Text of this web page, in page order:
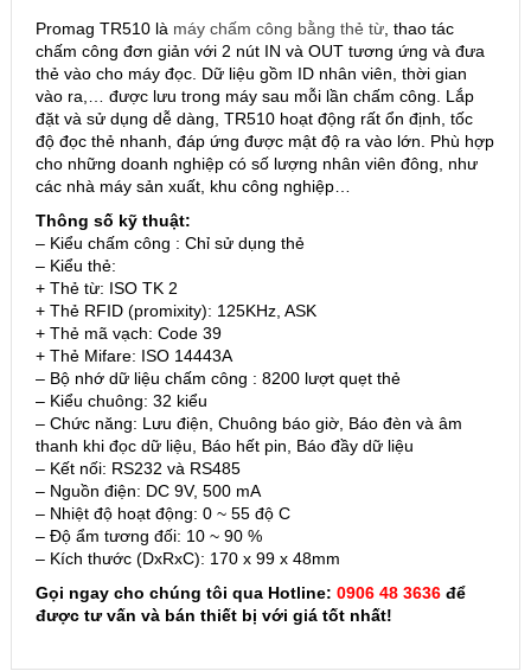
Promag TR510 là máy chấm công bằng thẻ từ , thao tác
chấm công đơn giản với 2 nút IN và OUT tương ứng và đưa
thẻ vào cho máy đọc. Dữ liệu gồm ID nhân viên, thời gian
vào ra,… được lưu trong máy sau mỗi lần chấm công. Lắp
đặt và sử dụng dễ dàng, TR510 hoạt động rất ổn định, tốc
độ đọc thẻ nhanh, đáp ứng được mật độ ra vào lớn. Phù hợp
cho những doanh nghiệp có số lượng nhân viên đông, như
các nhà máy sản xuất, khu công nghiệp…
Thông số kỹ thuật:
– Kiểu chấm công : Chỉ sử dụng thẻ
– Kiểu thẻ:
+ Thẻ từ: ISO TK 2
+ Thẻ RFID (promixity): 125KHz, ASK
+ Thẻ mã vạch: Code 39
+ Thẻ Mifare: ISO 14443A
– Bộ nhớ dữ liệu chấm công : 8200 lượt quẹt thẻ
– Kiểu chuông: 32 kiểu
– Chức năng: Lưu điện, Chuông báo giờ, Báo đèn và âm
thanh khi đọc dữ liệu, Báo hết pin, Báo đầy dữ liệu
– Kết nối: RS232 và RS485
– Nguồn điện: DC 9V, 500 mA
– Nhiệt độ hoạt động: 0 ~ 55 độ C
– Độ ẩm tương đối: 10 ~ 90 %
– Kích thước (DxRxC): 170 x 99 x 48mm
Gọi ngay cho chúng tôi qua Hotline: 0906 48 3636 để
được tư vấn và bán thiết bị với giá tốt nhất!